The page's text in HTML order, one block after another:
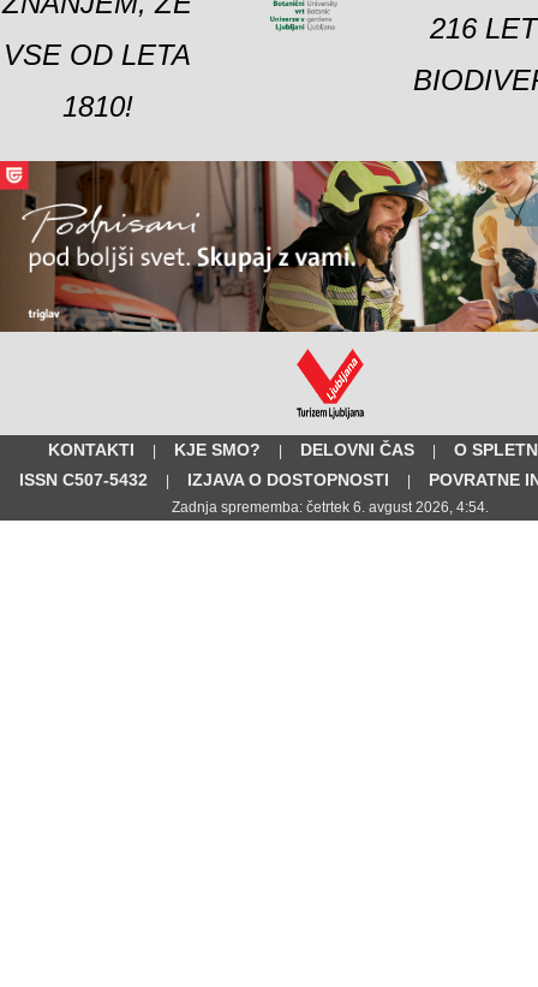
VSE OD LETA
1810!
216
KONTAKTI | KJE SMO? | DELOVNI ČAS |
O
ISSN C507-5432
| IZJAVA O DOSTOPNOSTI | POVRATNE
Zadnja sprememba: četrtek 6. avgust 2026, 4:54.